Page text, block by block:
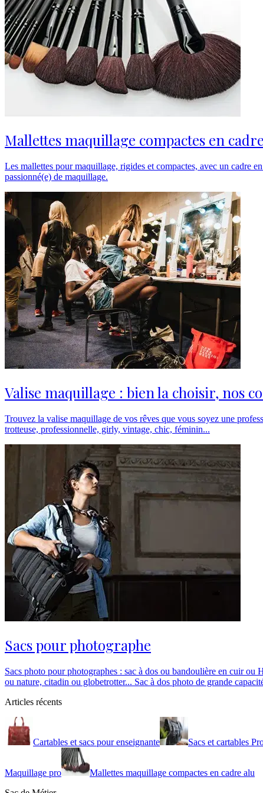
Mallettes maquillage compactes en
Les mallettes pour maquillage, rigides et compactes, avec un cadre
passionné(e) de maquillage.
Valise maquillage : bien la choisir, nos
Trouvez la valise maquillage de vos rêves que vous soyez une
trotteuse, professionnelle, girly, vintage, chic, féminin...
Sacs pour photographe
Sacs photo pour photographes : sac à dos ou bandoulière en cuir
ou nature, citadin ou globetrotter... Sac à dos photo de grande
Articles récents
Cartables et sacs pour enseignante Sacs et cartables
Maquillage pro
Mallettes maquillage compactes en cadre alu